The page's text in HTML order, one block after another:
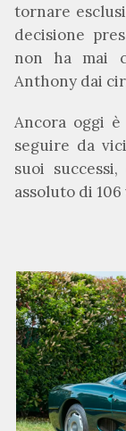
tornare
decisione
non ha mai
Anthony dai
Ancora oggi
seguire da
suoi
assoluto di